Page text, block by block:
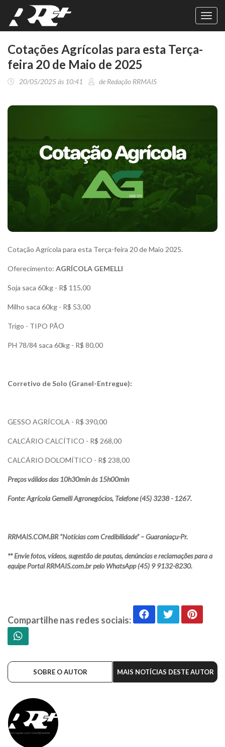
Cotações Agrícolas para esta Terça-
feira 20 de Maio de 2025
20/05/2025 às 10:41 de Redação RRMAIS
Cotação Agrícola para esta Terça-feira 20 de Maio 2025.
Oferecimento: AGRÍCOLA GEMELLI
Soja saca 60kg - R$ 115,00
Milho saca 60kg - R$ 53,00
Trigo - TIPO PÃO
PH 78/84 saca 60kg - R$ 80,00
Corretivo de Solo (Granel-Entregue):
GESSO AGRÍCOLA - R$ 390,00
CALCÁRIO CALCÍTICO - R$ 268,00
CALCÁRIO DOLOMÍTICO - R$ 238,00
Preços válidos das 10h30min às 15h00min
Fonte: Agrícola Gemelli Agronegócios, Telefone (45) 3238 - 1267.
RRMAIS.COM.BR “Notícias com Credibilidade” – Guaraniaçu-Pr.
** Envie fotos, vídeos, sugestão de pautas, denúncias e reclamações para a
equipe Portal RRMAIS.com.br pelo WhatsApp (45) 9 9132-8230.
Compartilhe nas redes sociais:
SOBRE O AUTOR MAIS NOTÍCIAS DESTE AUTOR